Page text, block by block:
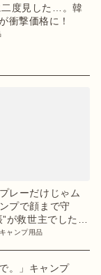
度見した…。韓
衝撃価格に！
レーだけじゃム
プで顔まで守
が救世主でした
ャンプギア】
キャンプ用品
。」キャンプ